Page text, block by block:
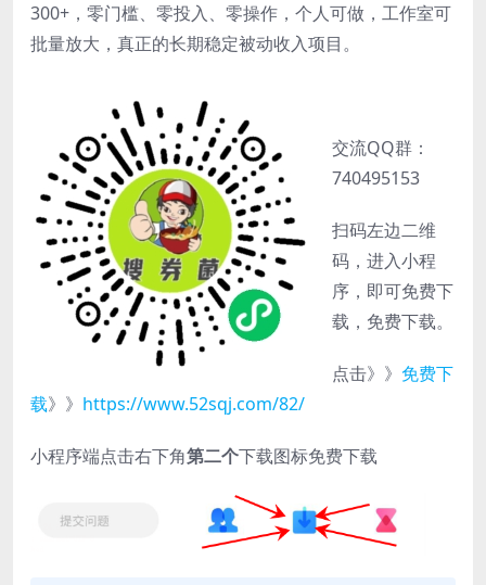
300+，零门槛、零投入、零操作，个人可做，工作室可
批量放大，真正的长期稳定被动收入项目。
交流QQ群：
740495153
扫码左边二维
码，进入小程
序，即可免费下
载，免费下载。
点击》》 免费下
载》》 https://www.52sqj.com/82/
小程序端点击右下角第二个下载图标免费下载